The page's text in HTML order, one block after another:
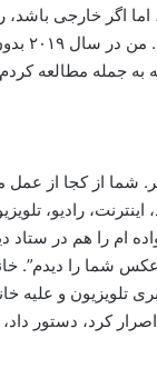
اگر خارجی
بلد
جمله مطالعه
شما از کجا از
رادیو،
شما را دیدم”.
تلویزیون و علیه
کرد، دستور